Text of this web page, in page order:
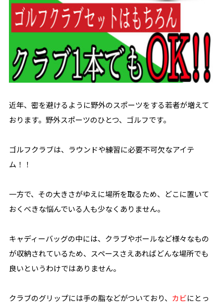
近年、密を避けるように野外のスポーツをする若者が増えて
おります。野外スポーツのひとつ、ゴルフです。
ゴルフクラブは、ラウンドや練習に必要不可欠なアイテ
ム！！
一方で、その大きさがゆえに場所を取るため、どこに置いて
おくべきな悩んでいる人も少なくありません。
キャディーバッグの中には、クラブやボールなど様々なもの
が収納されているため、スペースさえあればどんな場所でも
良いというわけではありません。
クラブのグリップには手の脂などがついており、 カビにとっ